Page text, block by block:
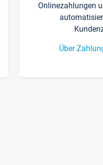
Onlinezahlungen
Über